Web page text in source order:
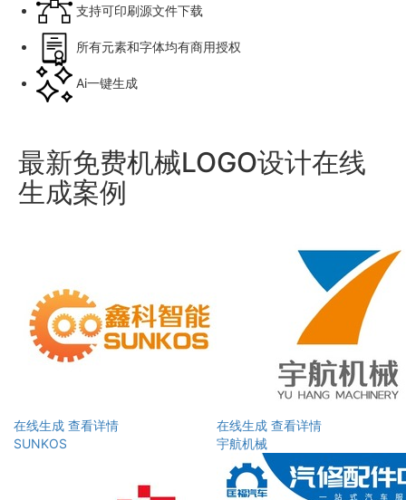
支持可印刷源文件下载
所有元素和字体均有商用授权
Ai一键生成
最新免费机械LOGO设计在线
生成案例
在线生成 查看详情
SUNKOS
在线生成 查看详情
宇航机械